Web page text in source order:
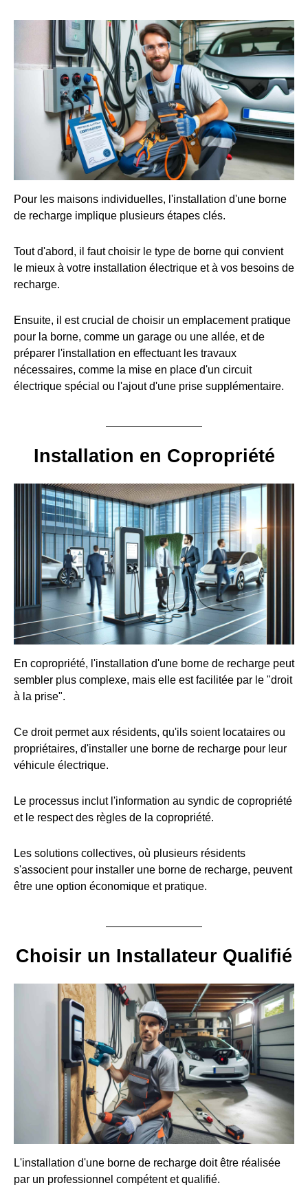
Pour les maisons individuelles, l'installation d'une borne
de recharge implique plusieurs étapes clés.
Tout d'abord, il faut choisir le type de borne qui convient
le mieux à votre installation électrique et à vos besoins de
recharge.
Ensuite, il est crucial de choisir un emplacement pratique
pour la borne, comme un garage ou une allée, et de
préparer l'installation en effectuant les travaux
nécessaires, comme la mise en place d'un circuit
électrique spécial ou l'ajout d'une prise supplémentaire.
Installation en Copropriété
En copropriété, l'installation d'une borne de recharge peut
sembler plus complexe, mais elle est facilitée par le "droit
à la prise".
Ce droit permet aux résidents, qu'ils soient locataires ou
propriétaires, d'installer une borne de recharge pour leur
véhicule électrique.
Le processus inclut l'information au syndic de copropriété
et le respect des règles de la copropriété.
Les solutions collectives, où plusieurs résidents
s'associent pour installer une borne de recharge, peuvent
être une option économique et pratique.
Choisir un Installateur Qualifié
L'installation d'une borne de recharge doit être réalisée
par un professionnel compétent et qualifié.